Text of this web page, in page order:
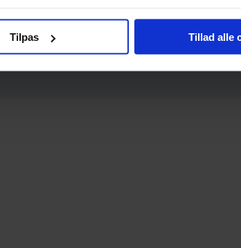
Tilpas Tillad alle